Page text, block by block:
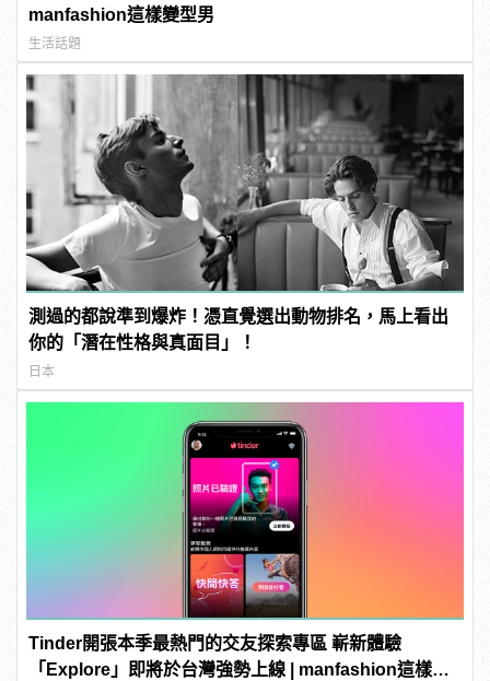
manfashion這樣變型男
生活話題
測過的都說準到爆炸！憑直覺選出動物排名，馬上看出
你的「潛在性格與真面目」！
日本
Tinder開張本季最熱門的交友探索專區 嶄新體驗
「Explore」即將於台灣強勢上線 | manfashion這樣變